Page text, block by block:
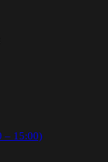
– 15:00)